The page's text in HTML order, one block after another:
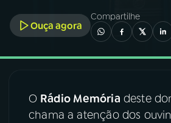
A RÁDIO
03PROGRAMAÇÃO
04PROGRAMAS
Ouça agora
Compartilhe
O Rádio Memória deste
chama a atenção dos